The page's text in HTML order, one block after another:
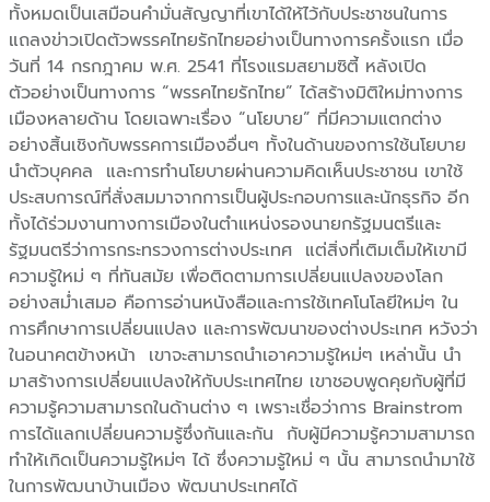
ทั้งหมดเป็นเสมือนคำมั่นสัญญาที่เขาได้ให้ไว้กับประชาชนในการ
แถลงข่าวเปิดตัวพรรคไทยรักไทยอย่างเป็นทางการครั้งแรก เมื่อ
วันที่ 14 กรกฎาคม พ.ศ. 2541 ที่โรงแรมสยามซิตี้ หลังเปิด
ตัวอย่างเป็นทางการ “พรรคไทยรักไทย” ได้สร้างมิติใหม่ทางการ
เมืองหลายด้าน โดยเฉพาะเรื่อง “นโยบาย” ที่มีความแตกต่าง
อย่างสิ้นเชิงกับพรรคการเมืองอื่นๆ ทั้งในด้านของการใช้นโยบาย
นำตัวบุคคล และการทำนโยบายผ่านความคิดเห็นประชาชน เขาใช้
ประสบการณ์ที่สั่งสมมาจากการเป็นผู้ประกอบการและนักธุรกิจ อีก
ทั้งได้ร่วมงานทางการเมืองในตำแหน่งรองนายกรัฐมนตรีและ
รัฐมนตรีว่าการกระทรวงการต่างประเทศ แต่สิ่งที่เติมเต็มให้เขามี
ความรู้ใหม่ ๆ ที่ทันสมัย เพื่อติดตามการเปลี่ยนแปลงของโลก
อย่างสม่ำเสมอ คือการอ่านหนังสือและการใช้เทคโนโลยีใหม่ๆ ใน
การศึกษาการเปลี่ยนแปลง และการพัฒนาของต่างประเทศ หวังว่า
ในอนาคตข้างหน้า เขาจะสามารถนำเอาความรู้ใหม่ๆ เหล่านั้น นำ
มาสร้างการเปลี่ยนแปลงให้กับประเทศไทย เขาชอบพูดคุยกับผู้ที่มี
ความรู้ความสามารถในด้านต่าง ๆ เพราะเชื่อว่าการ Brainstrom
การได้แลกเปลี่ยนความรู้ซึ่งกันและกัน กับผู้มีความรู้ความสามารถ
ทำให้เกิดเป็นความรู้ใหม่ๆ ได้ ซึ่งความรู้ใหม่ ๆ นั้น สามารถนำมาใช้
ในการพัฒนาบ้านเมือง พัฒนาประเทศได้